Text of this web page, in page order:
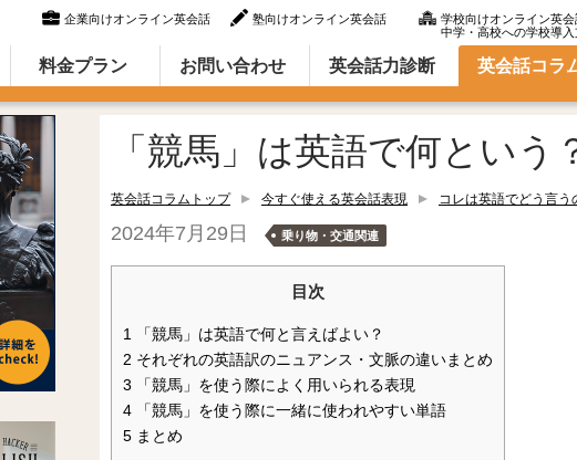
企業向けオンライン英会話 塾向けオンライン英会話
学校向けオンライン英会
中学・高校への学校導入
コラム（英語での言い方・英語表現）
料金プラン お問い合わせ 英会話力診断 英会話コラ
「競馬」は英語で何という
英会話コラムトップ 今すぐ使える英会話表現 コレは英語でどう言う
2024年7月29日 乗り物・交通関連
目次
1 「競馬」は英語で何と言えばよい？
2 それぞれの英語訳のニュアンス・文脈の違いまとめ
3 「競馬」を使う際によく用いられる表現
4 「競馬」を使う際に一緒に使われやすい単語
5 まとめ